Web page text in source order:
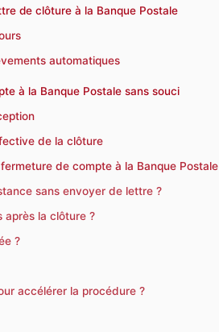
de clôture à la Banque Postale
automatiques
à la Banque Postale sans souci
de la clôture
de compte à la Banque Postale
sans envoyer de lettre ?
après la clôture ?
?
accélérer la procédure ?